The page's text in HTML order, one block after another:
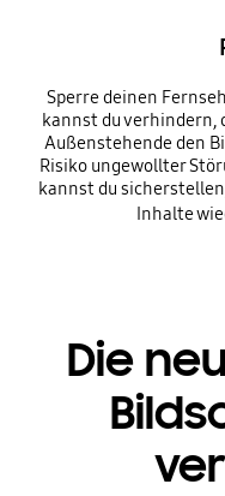
Sperre deinen
kannst du verhindern,
Außenstehende den
Risiko ungewollter
kannst du
Inhalte
Die